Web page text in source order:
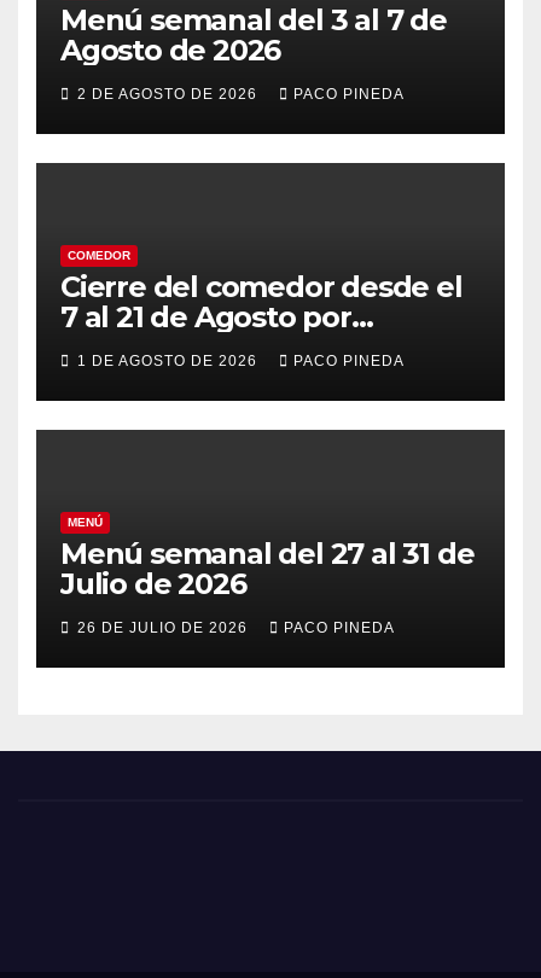
Menú semanal del 3 al 7 de
Agosto de 2026
2 DE AGOSTO DE 2026 PACO PINEDA
COMEDOR
Cierre del comedor desde el
7 al 21 de Agosto por
vacaciones
1 DE AGOSTO DE 2026 PACO PINEDA
MENÚ
Menú semanal del 27 al 31 de
Julio de 2026
26 DE JULIO DE 2026 PACO PINEDA